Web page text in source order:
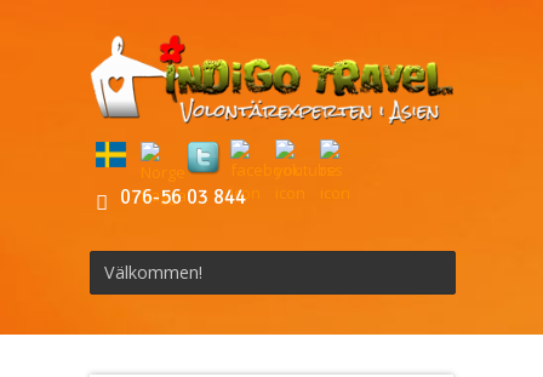
076-56 03 844
Välkommen!